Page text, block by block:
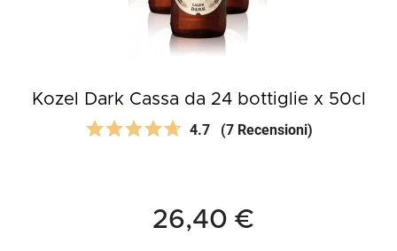
Kozel Dark Cassa da 24 bottiglie x 50cl
4.7 (7 Recensioni)
26,40 €